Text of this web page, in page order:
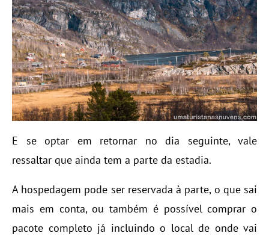
E se optar em retornar no dia seguinte, vale
ressaltar que ainda tem a parte da estadia.
A hospedagem pode ser reservada à parte, o que sai
mais em conta, ou também é possível comprar o
pacote completo já incluindo o local de onde vai